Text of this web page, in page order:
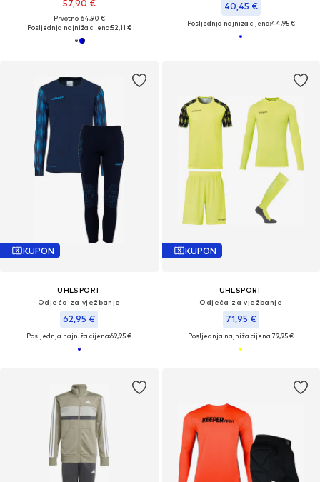
57,90 €
Prvotno: 64,90 €
Posljednja najniža cijena:52,11 €
40,45 €
Posljednja najniža cijena:44,95 €
KUPON
UHLSPORT
Odjeća za vježbanje
62,95 €
Posljednja najniža cijena:69,95 €
KUPON
UHLSPORT
Odjeća za vježbanje
71,95 €
Posljednja najniža cijena:79,95 €